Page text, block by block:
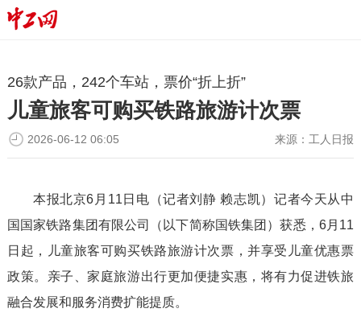
26款产品，242个车站，票价“折上折”
儿童旅客可购买铁路旅游计次票
来源： 工人日报
2026-06-12 06:05
本报北京6月11日电（记者刘静 赖志凯）记者今天从中
国国家铁路集团有限公司（以下简称国铁集团）获悉，6月11
日起，儿童旅客可购买铁路旅游计次票，并享受儿童优惠票
政策。亲子、家庭旅游出行更加便捷实惠，将有力促进铁旅
融合发展和服务消费扩能提质。